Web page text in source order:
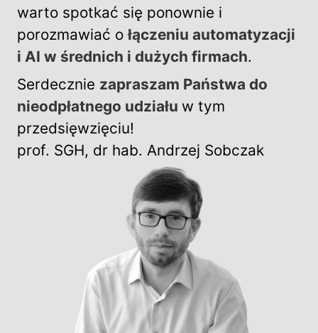
warto spotkać się ponownie i
porozmawiać ołączeniu automatyzacji
i AI w średnich i dużych firmach.
Serdecznie zapraszam Państwa do
nieodpłatnego udziału w tym
przedsięwzięciu!
prof. SGH, dr hab. Andrzej Sobczak